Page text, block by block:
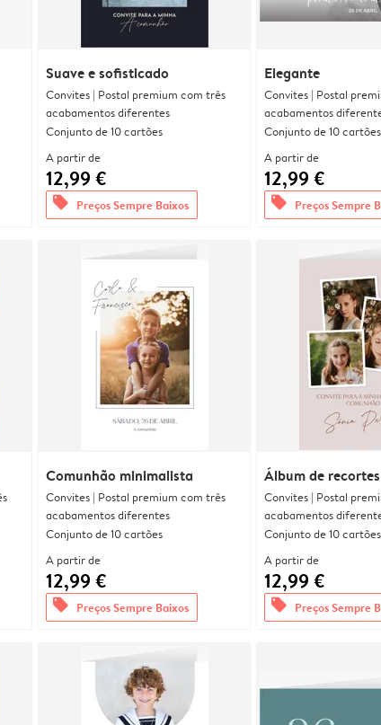
Suave e sofisticado
Convites | Postal premium com três
acabamentos diferentes
Conjunto de 10 cartões
A partir de
12,99 €
offers Preços Sempre Baixos
Elegante
Convites | Postal
acabamentos
Conjunto de 10 cartões
A partir de
12,99 €
offers Preços Sempre
Comunhão minimalista
Convites | Postal premium com três
acabamentos diferentes
Conjunto de 10 cartões
A partir de
12,99 €
offers Preços Sempre Baixos
Álbum de
Convites | Postal
acabamentos
Conjunto de 10 cartões
A partir de
12,99 €
offers Preços Sempre